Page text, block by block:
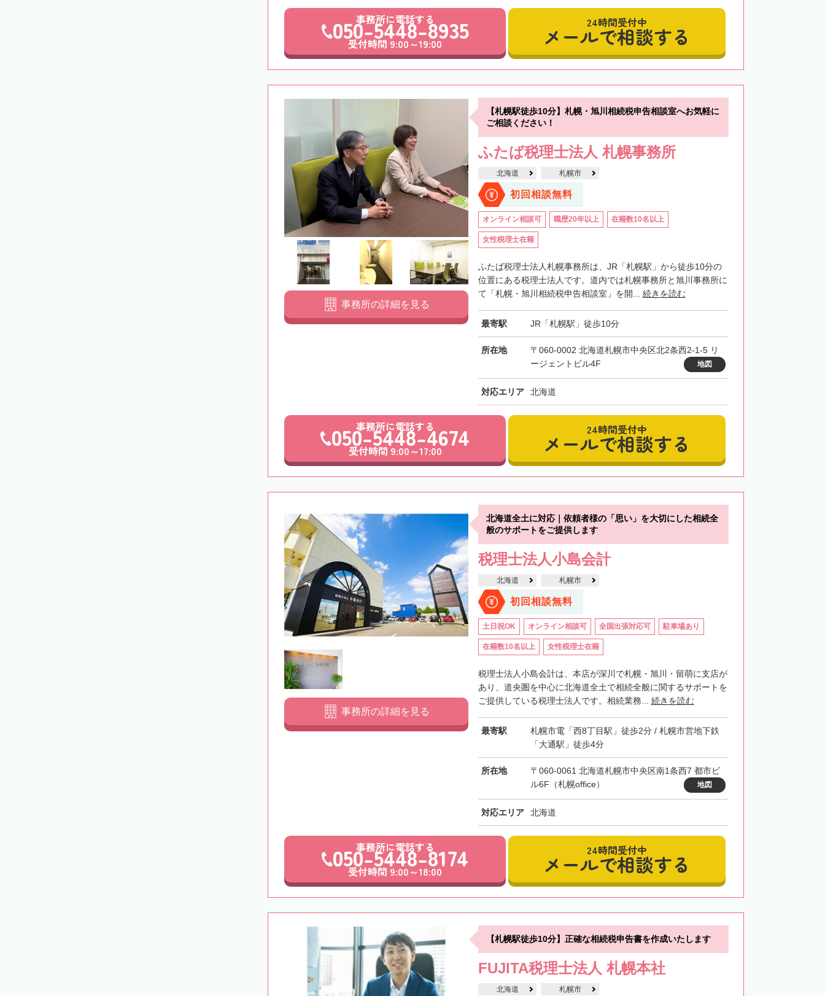
事務所に電話する
050-5448-8935
受付時間 9:00～19:00
24時間受付中
メールで相談する
【札幌駅徒歩10分】札幌・旭川相続税申告相談室へお気軽に
ご相談ください！
ふたば税理士法人 札幌事務所
北海道 札幌市
初回相談無料
オンライン相談可 職歴20年以上 在籍数10名以上
女性税理士在籍
ふたば税理士法人札幌事務所は、JR「札幌駅」から徒歩10分の
位置にある税理士法人です。道内では札幌事務所と旭川事務所に
て「札幌・旭川相続税申告相談室」を開... 続きを読む
最寄駅 JR「札幌駅」徒歩10分
所在地
〒060-0002 北海道札幌市中央区北2条西2-1-5 リ
ージェントビル4F
地図
対応エリア 北海道
事務所の詳細を見る
事務所に電話する
050-5448-4674
受付時間 9:00～17:00
24時間受付中
メールで相談する
北海道全土に対応｜依頼者様の「思い」を大切にした相続全
般のサポートをご提供します
税理士法人小島会計
北海道 札幌市
初回相談無料
土日祝OK オンライン相談可 全国出張対応可 駐車場あり
在籍数10名以上 女性税理士在籍
税理士法人小島会計は、本店が深川で札幌・旭川・留萌に支店が
あり、道央圏を中心に北海道全土で相続全般に関するサポートを
ご提供している税理士法人です。相続業務... 続きを読む
最寄駅
札幌市電「西8丁目駅」徒歩2分 / 札幌市営地下鉄
「大通駅」徒歩4分
所在地
〒060-0061 北海道札幌市中央区南1条西7 都市ビ
ル6F（札幌office）
地図
対応エリア 北海道
事務所の詳細を見る
事務所に電話する
050-5448-8174
受付時間 9:00～18:00
24時間受付中
メールで相談する
【札幌駅徒歩10分】正確な相続税申告書を作成いたします
FUJITA税理士法人 札幌本社
北海道 札幌市